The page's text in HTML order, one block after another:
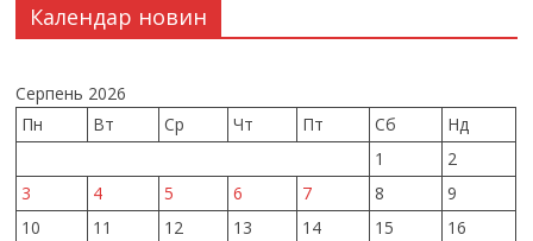
Календар новин
Серпень 2026
Пн
Вт Ср Чт Пт Сб
Нд
1
2
3
4 5 6 7 8
9
10
11 12 13 14 15
16